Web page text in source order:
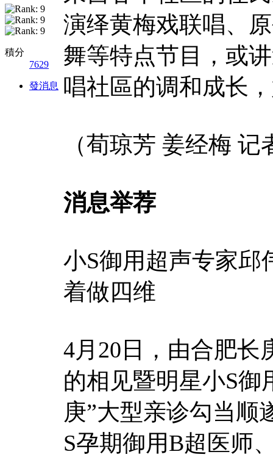
積分
7629
發消息
演绎黄梅戏联唱、
舞等特点节目，或
唱社區的调和成长
（荀琼芳 姜经梅
消息举荐
小S御用超声专家邱
着做四维
4月20日，由合肥长
的相见暨明星小S
庚”大型亲诊勾当顺
S孕期御用B超医师